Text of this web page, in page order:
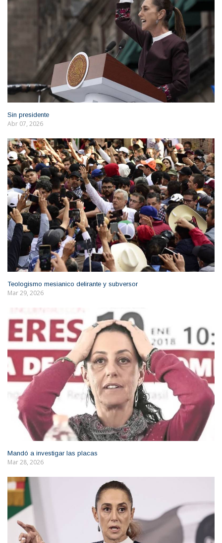
Sin presidente
Abr 07, 2026
Teologismo mesianico delirante y subversor
Mar 29, 2026
Mandó a investigar las placas
Mar 28, 2026